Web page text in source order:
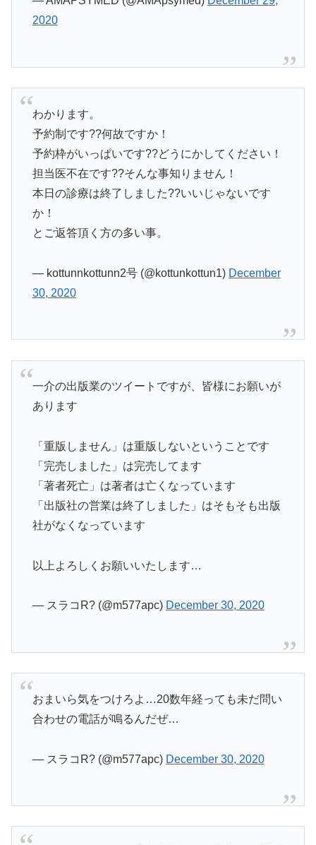
2020
わかります。
予約制です??何故ですか！
予約枠がいっぱいです??どうにかしてください！
担当医不在です??そんな事知りません！
本日の診療は終了しました??いいじゃないです
か！
とご返答頂く方の多い事。
— kottunnkottunn2号 (@kottunkottun1) December
30, 2020
一介の出版業のツイートですが、皆様にお願いが
あります
「重版しません」は重版しないということです
「完売しました」は完売してます
「著者死亡」は著者は亡くなっています
「出版社の営業は終了しました」はそもそも出版
社がなくなっています
以上よろしくお願いいたします…
— スラコR? (@m577apc) December 30, 2020
おまいら気をつけろよ…20数年経っても未だ問い
合わせの電話が鳴るんだぜ…
— スラコR? (@m577apc) December 30, 2020